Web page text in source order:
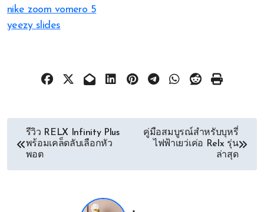
nike zoom vomero 5
yeezy slides
รีวิว RELX Infinity Plus
พร้อมเคล็ดลับเลือกหัว
พอต
คู่มือสมบูรณ์สำหรับบุหรี่
ไฟฟ้าเยว่เค่อ Relx รุ่น
ล่าสุด